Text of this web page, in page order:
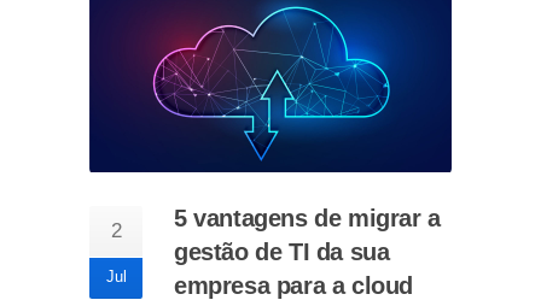
2
Jul
5 vantagens de migrar a
gestão de TI da sua
empresa para a cloud